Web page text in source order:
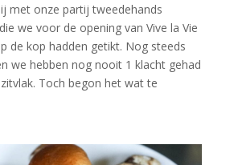
met onze partij tweedehands
we voor de opening van Vive la Vie
de kop hadden getikt. Nog steeds
we hebben nog nooit 1 klacht gehad
Toch begon het wat te